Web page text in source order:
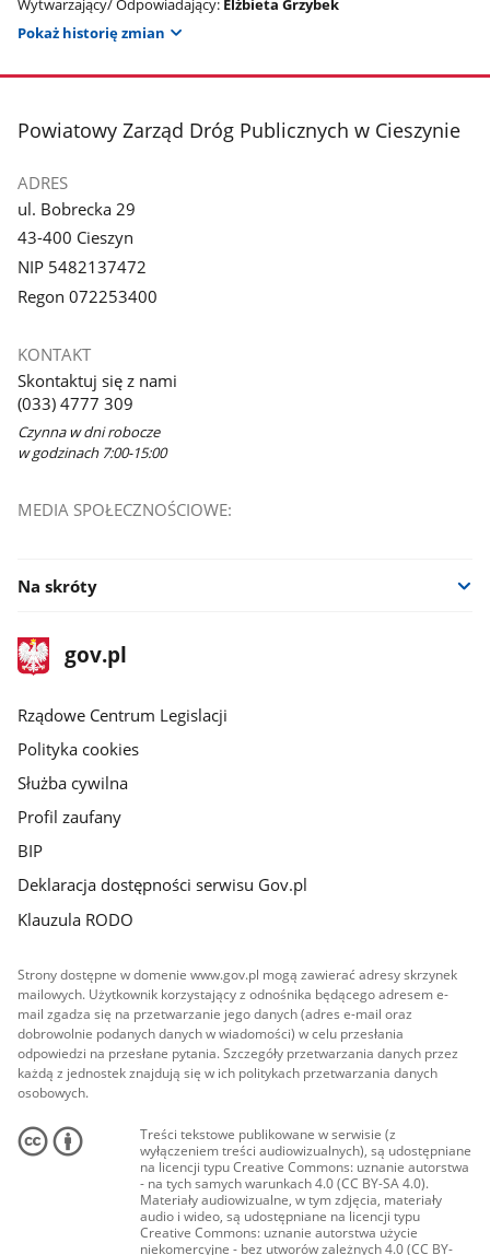
Pokaż historię zmian
stopka
Powiatowy Zarząd Dróg Publicznych w Cieszynie
ADRES
ul. Bobrecka 29
43-400 Cieszyn
NIP 5482137472
Regon 072253400
KONTAKT
Skontaktuj się z nami
(033) 4777 309
Czynna w dni robocze
w godzinach 7:00-15:00
MEDIA SPOŁECZNOŚCIOWE:
Na skróty
stopka
gov.plStrona
gov.pl
Rządowe Centrum Legislacji
Polityka cookies
Służba cywilna
Profil zaufany
BIP
Deklaracja dostępności serwisu Gov.pl
Klauzula RODO
Strony dostępne w domenie www.gov.pl mogą zawierać adresy skrzynek
mailowych. Użytkownik korzystający z odnośnika będącego adresem e-
mail zgadza się na przetwarzanie jego danych (adres e-mail oraz
dobrowolnie podanych danych w wiadomości) w celu przesłania
odpowiedzi na przesłane pytania. Szczegóły przetwarzania danych przez
każdą z jednostek znajdują się w ich politykach przetwarzania danych
osobowych.
Treści tekstowe publikowane w serwisie (z
wyłączeniem treści audiowizualnych), są udostępniane
na licencji typu Creative Commons: uznanie autorstwa
- na tych samych warunkach 4.0 (CC BY-SA 4.0).
Materiały audiowizualne, w tym zdjęcia, materiały
audio i wideo, są udostępniane na licencji typu
Creative Commons: uznanie autorstwa użycie
niekomercyjne - bez utworów zależnych 4.0 (CC BY-